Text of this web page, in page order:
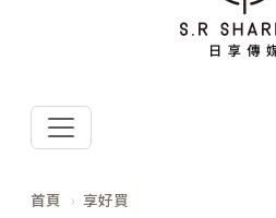
首頁 享好買